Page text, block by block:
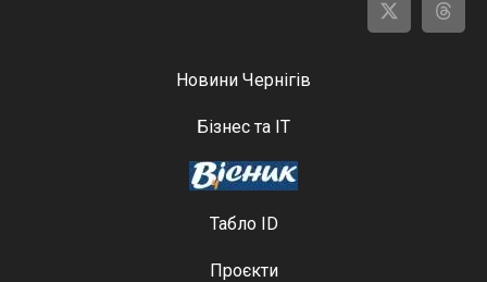
Новини Чернігів
Бізнес та ІТ
Табло ID
Проєкти